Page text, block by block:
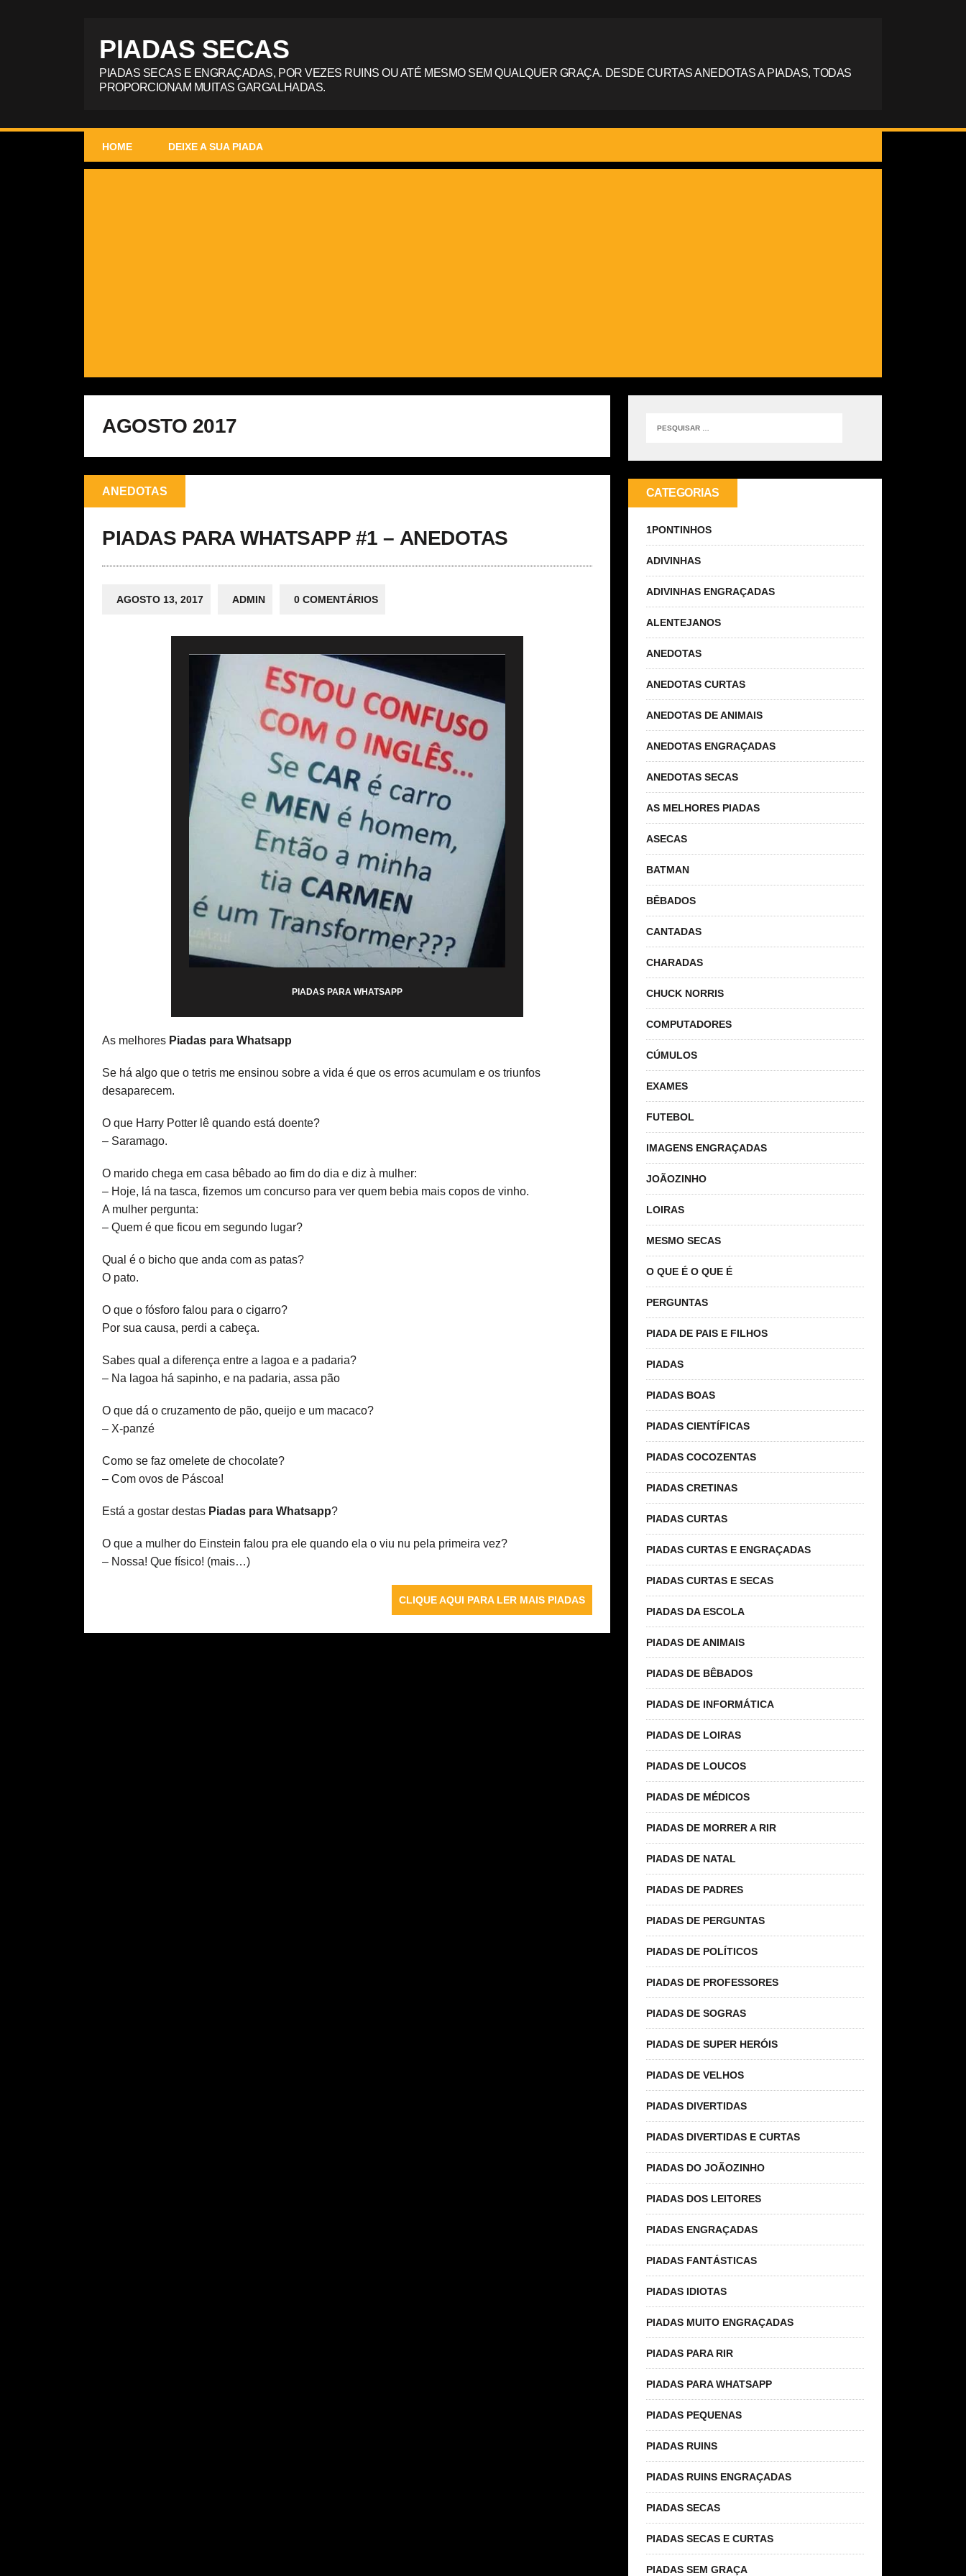
PIADAS SECAS
PIADAS SECAS E ENGRAÇADAS, POR VEZES RUINS OU ATÉ MESMO SEM QUALQUER GRAÇA. DESDE CURTAS ANEDOTAS A PIADAS, TODAS
PROPORCIONAM MUITAS GARGALHADAS.
HOME DEIXE A SUA PIADA
AGOSTO 2017
ANEDOTAS
PIADAS PARA WHATSAPP #1 – ANEDOTAS
AGOSTO 13, 2017 ADMIN 0 COMENTÁRIOS
PIADAS PARA WHATSAPP
As melhores Piadas para Whatsapp
Se há algo que o tetris me ensinou sobre a vida é que os erros acumulam e os triunfos
desaparecem.
O que Harry Potter lê quando está doente?
– Saramago.
O marido chega em casa bêbado ao fim do dia e diz à mulher:
– Hoje, lá na tasca, fizemos um concurso para ver quem bebia mais copos de vinho.
A mulher pergunta:
– Quem é que ficou em segundo lugar?
Qual é o bicho que anda com as patas?
O pato.
O que o fósforo falou para o cigarro?
Por sua causa, perdi a cabeça.
Sabes qual a diferença entre a lagoa e a padaria?
– Na lagoa há sapinho, e na padaria, assa pão
O que dá o cruzamento de pão, queijo e um macaco?
– X-panzé
Como se faz omelete de chocolate?
– Com ovos de Páscoa!
Está a gostar destas Piadas para Whatsapp?
O que a mulher do Einstein falou pra ele quando ela o viu nu pela primeira vez?
– Nossa! Que físico! (mais…)
CLIQUE AQUI PARA LER MAIS PIADAS
CATEGORIAS
1PONTINHOS
ADIVINHAS
ADIVINHAS ENGRAÇADAS
ALENTEJANOS
ANEDOTAS
ANEDOTAS CURTAS
ANEDOTAS DE ANIMAIS
ANEDOTAS ENGRAÇADAS
ANEDOTAS SECAS
AS MELHORES PIADAS
ASECAS
BATMAN
BÊBADOS
CANTADAS
CHARADAS
CHUCK NORRIS
COMPUTADORES
CÚMULOS
EXAMES
FUTEBOL
IMAGENS ENGRAÇADAS
JOÃOZINHO
LOIRAS
MESMO SECAS
O QUE É O QUE É
PERGUNTAS
PIADA DE PAIS E FILHOS
PIADAS
PIADAS BOAS
PIADAS CIENTÍFICAS
PIADAS COCOZENTAS
PIADAS CRETINAS
PIADAS CURTAS
PIADAS CURTAS E ENGRAÇADAS
PIADAS CURTAS E SECAS
PIADAS DA ESCOLA
PIADAS DE ANIMAIS
PIADAS DE BÊBADOS
PIADAS DE INFORMÁTICA
PIADAS DE LOIRAS
PIADAS DE LOUCOS
PIADAS DE MÉDICOS
PIADAS DE MORRER A RIR
PIADAS DE NATAL
PIADAS DE PADRES
PIADAS DE PERGUNTAS
PIADAS DE POLÍTICOS
PIADAS DE PROFESSORES
PIADAS DE SOGRAS
PIADAS DE SUPER HERÓIS
PIADAS DE VELHOS
PIADAS DIVERTIDAS
PIADAS DIVERTIDAS E CURTAS
PIADAS DO JOÃOZINHO
PIADAS DOS LEITORES
PIADAS ENGRAÇADAS
PIADAS FANTÁSTICAS
PIADAS IDIOTAS
PIADAS MUITO ENGRAÇADAS
PIADAS PARA RIR
PIADAS PARA WHATSAPP
PIADAS PEQUENAS
PIADAS RUINS
PIADAS RUINS ENGRAÇADAS
PIADAS SECAS
PIADAS SECAS E CURTAS
PIADAS SEM GRAÇA